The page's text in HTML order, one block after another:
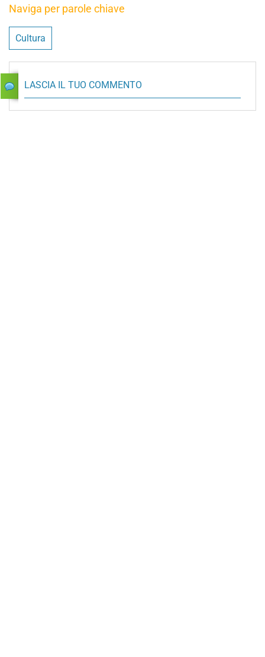
Naviga per parole chiave
Cultura
LASCIA IL TUO COMMENTO